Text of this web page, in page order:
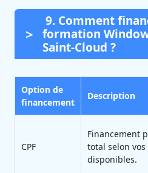
9. Comment
formation
Saint-Cloud ?
Option de
financement
Description
CPF
Financement
total selon
disponibles.